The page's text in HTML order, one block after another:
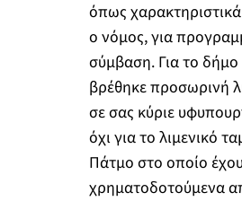
όπως
ο νόμος, για
σύμβαση. Για το δήμο
βρέθηκε προσωρινή
σε σας κύριε
όχι για το λιμενικό
Πάτμο στο οποίο
χρηματοδοτούμενα